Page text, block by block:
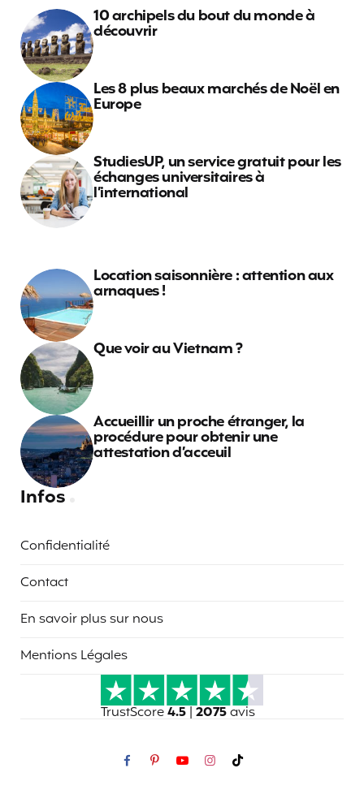
10 archipels du bout du monde à
découvrir
Les 8 plus beaux marchés de Noël en
Europe
StudiesUP, un service gratuit pour les
échanges universitaires à
l’international
Location saisonnière : attention aux
arnaques !
Que voir au Vietnam ?
Accueillir un proche étranger, la
procédure pour obtenir une
attestation d’acceuil
Infos
Confidentialité
Contact
En savoir plus sur nous
Mentions Légales
TrustScore4.5 | 2075avis